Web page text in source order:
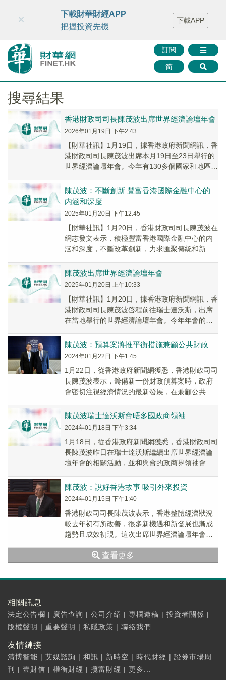
財華智庫網 FINTV FINMETA 財華證券 媒體矩陣
智庫沙龍
聯絡我們
訂閱
简
×
下載財華財經APP
把握投資先機
下載APP
搜尋結果
香港財政司司長陳茂波出席世界經濟論壇年會
2026年01月19日 下午2:43
【財華社訊】1月19日，據香港政府新聞網訊，香
港財政司司長陳茂波出席本月19日至23日舉行的
世界經濟論壇年會。今年有130多個國家和地區近
陳茂波：不斷創新 豐富香港國際金融中心的
内涵和深度
2025年01月20日 下午12:45
【財華社訊】1月20日，香港財政司司長陳茂波在
網志發文表示，積極豐富香港國際金融中心的内
涵和深度，不斷改革創新，力求匯聚傳統和新興
的區域...
陳茂波出席世界經濟論壇年會
2025年01月20日 上午10:33
【財華社訊】1月20日，據香港政府新聞網訊，香
港財政司司長陳茂波啓程前往瑞士達沃斯，出席
在當地舉行的世界經濟論壇年會。今年年會的主
會間的...
陳茂波：預算案將推平衡措施兼顧公共財政
2024年01月22日 下午1:45
1月22日，從香港政府新聞網獲悉，香港財政司司
長陳茂波表示，籌備新一份財政預算案時，政府
會密切注視經濟情況的最新發展，在兼顧公共財
港的經...
陳茂波瑞士達沃斯會晤多國政商領袖
2024年01月18日 下午3:34
1月18日，從香港政府新聞網獲悉，香港財政司司
長陳茂波昨日在瑞士達沃斯繼續出席世界經濟論
壇年會的相關活動，並和與會的政商界領袖會
家的財金...
陳茂波：說好香港故事 吸引外來投資
2024年01月15日 下午1:40
香港財政司司長陳茂波表示，香港整體經濟狀況
較去年初有所改善，很多新機遇和新發展也漸成
趨勢且成效初現。這次出席世界經濟論壇年會期
發展情況和...查看更多
相關訊息
法定公告欄 | 廣告查詢 | 公司介紹 | 專欄邀稿 | 投資者關係 |
版權聲明 | 重要聲明 | 私隱政策 | 聯絡我們
友情鏈接
清博智能 | 艾媒諮詢 | 和訊 | 新時空 | 時代財經 | 證券市場周
刊
| 壹財信 | 權衡財經 | 攬富財經 | 更多...